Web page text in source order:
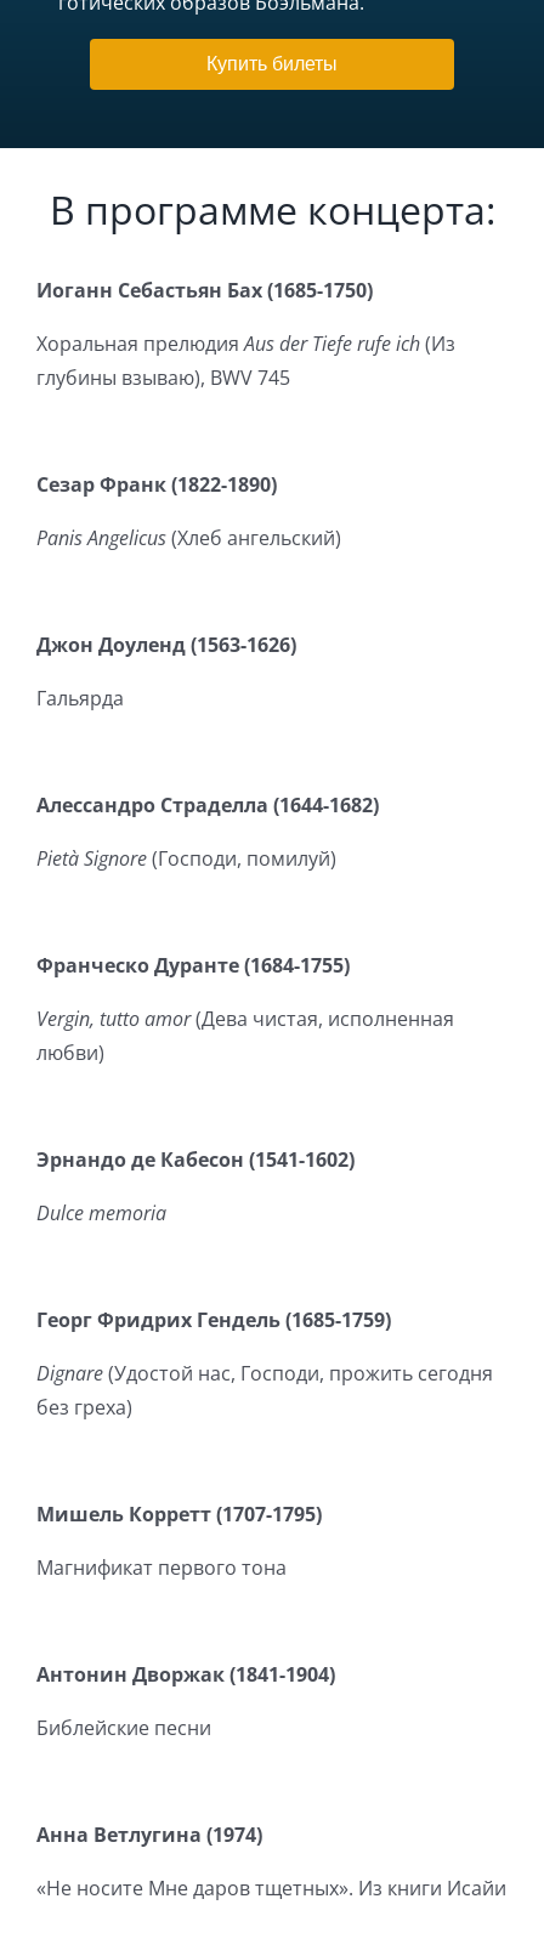
Купить билеты
В программе концерта:
Иоганн Себастьян Бах (1685-1750)
Хоральная прелюдияAus der Tiefe rufe ich(Из
глубины взываю), BWV 745
Сезар Франк (1822-1890)
Panis Angelicus(Хлеб ангельский)
Джон Доуленд (1563-1626)
Гальярда
Алессандро Страделла (1644-1682)
Pietà Signore(Господи, помилуй)
Франческо Дуранте (1684-1755)
Vergin, tuttoamor(Дева чистая, исполненная
любви)
Эрнандоде Кабесон (1541-1602)
Dulce memoria
Георг Фридрих Гендель (1685-1759)
Dignare(Удостой нас, Господи, прожить сегодня
без греха)
Мишель Корретт (1707-1795)
Магнификат первого тона
Антонин Дворжак (1841-1904)
Библейские песни
Анна Ветлугина (1974)
«Не носите Мне даров тщетных». Из книги Исайи